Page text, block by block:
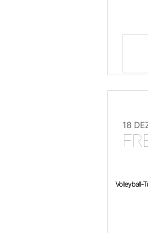
18
Volleyball-